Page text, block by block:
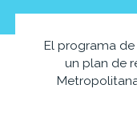
El programa
un plan de